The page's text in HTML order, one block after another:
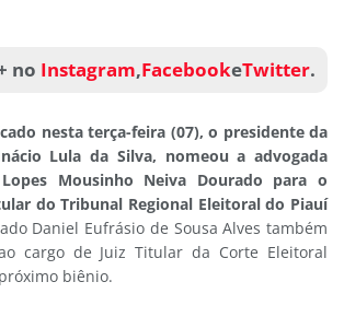
no Instagram,FacebookeTwitter.
nesta terça-feira (07), o presidente da
Lula da Silva, nomeou a advogada
Mousinho Neiva Dourado para o
do Tribunal Regional Eleitoral do Piauí
Daniel Eufrásio de Sousa Alves também
cargo de Juiz Titular da Corte Eleitoral
biênio.